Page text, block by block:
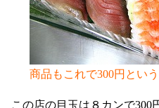
商品もこれで300円とい
この店の目玉は８カンで300